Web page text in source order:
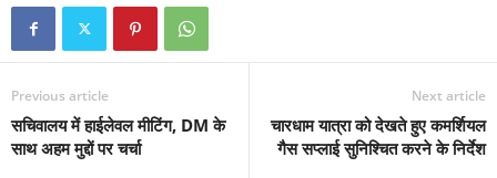
Previous article
सचिवालय में हाईलेवल मीटिंग, DM के
साथ अहम मुद्दों पर चर्चा
Next article
चारधाम यात्रा को देखते हुए कमर्शियल
गैस सप्लाई सुनिश्चित करने के निर्देश